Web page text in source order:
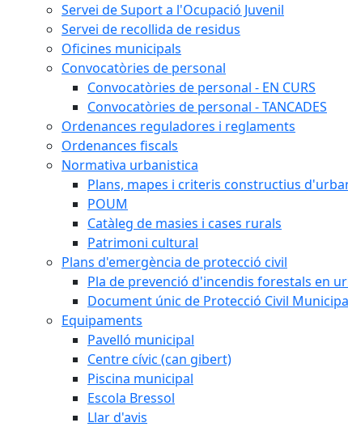
Servei de Suport a l'Ocupació Juvenil
Servei de recollida de residus
Oficines municipals
Convocatòries de personal
Convocatòries de personal - EN CURS
Convocatòries de personal - TANCADES
Ordenances reguladores i reglaments
Ordenances fiscals
Normativa urbanistica
Plans, mapes i criteris constructius
POUM
Catàleg de masies i cases rurals
Patrimoni cultural
Plans d'emergència de protecció civil
Pla de prevenció d'incendis forestals en
Document únic de Protecció Civil
Equipaments
Pavelló municipal
Centre cívic (can gibert)
Piscina municipal
Escola Bressol
Llar d'avis